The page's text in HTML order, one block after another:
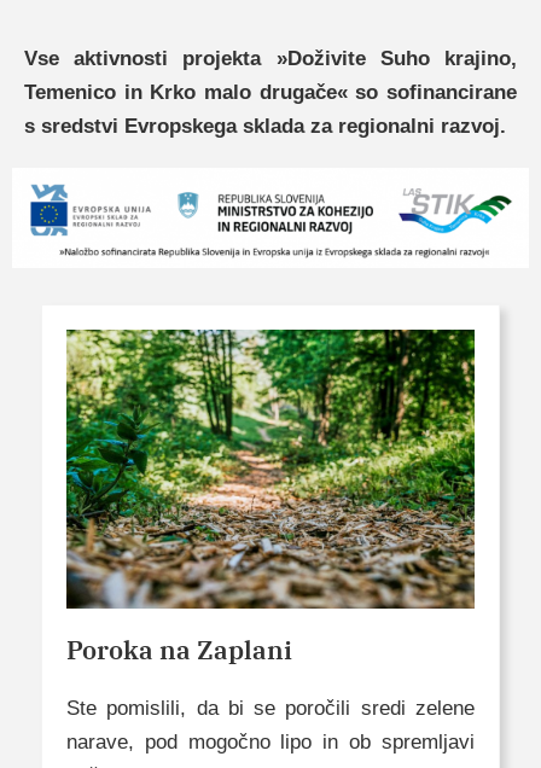
Vse aktivnosti projekta »Doživite Suho krajino,
Temenico in Krko malo drugače« so sofinancirane
s sredstvi Evropskega sklada za regionalni razvoj.
Poroka na Zaplani
Ste pomislili, da bi se poročili sredi zelene
narave, pod mogočno lipo in ob spremljavi